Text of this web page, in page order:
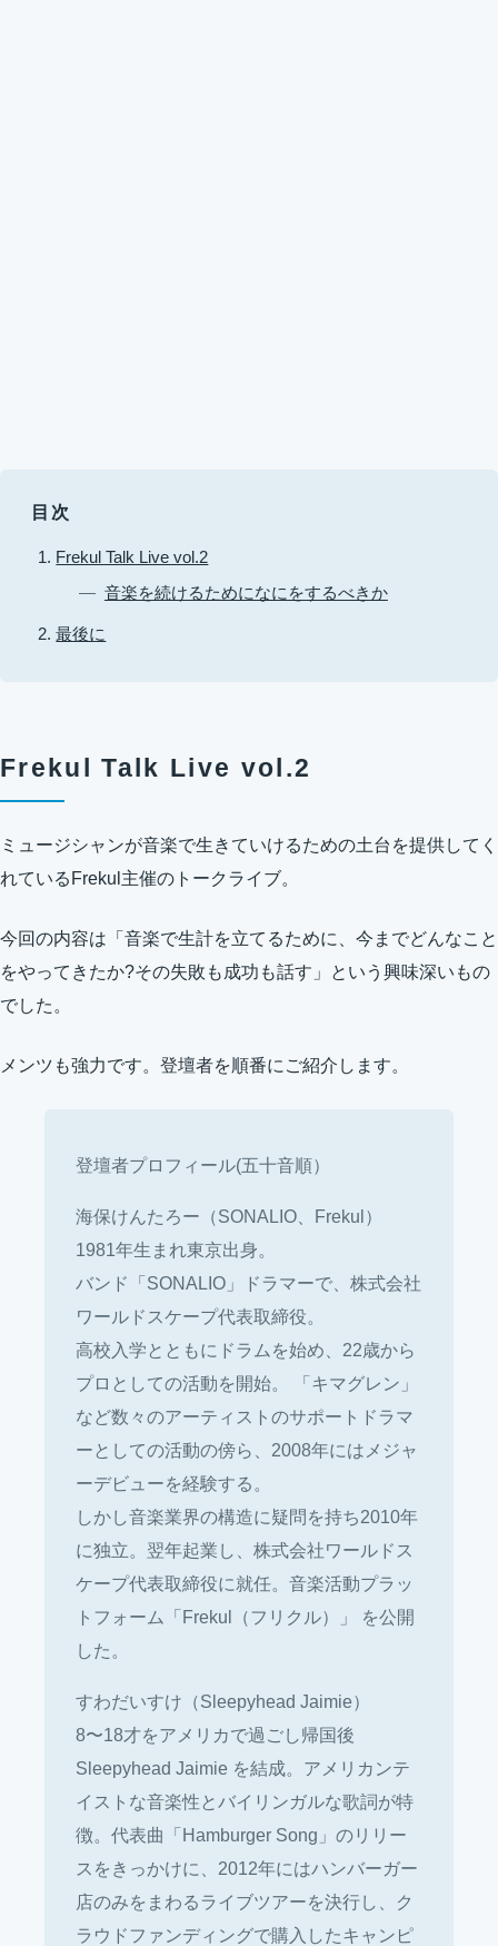
目次
Frekul Talk Live vol.2
音楽を続けるためになにをするべきか
最後に
Frekul Talk Live vol.2
ミュージシャンが音楽で生きていけるための土台を提供してく
れているFrekul主催のトークライブ。
今回の内容は「音楽で生計を立てるために、今までどんなこと
をやってきたか?その失敗も成功も話す」という興味深いもの
でした。
メンツも強力です。登壇者を順番にご紹介します。
登壇者プロフィール(五十音順）
海保けんたろー（SONALIO、Frekul）
1981年生まれ東京出身。
バンド「SONALIO」ドラマーで、株式会社
ワールドスケープ代表取締役。
高校入学とともにドラムを始め、22歳から
プロとしての活動を開始。 「キマグレン」
など数々のアーティストのサポートドラマ
ーとしての活動の傍ら、2008年にはメジャ
ーデビューを経験する。
しかし音楽業界の構造に疑問を持ち2010年
に独立。翌年起業し、株式会社ワールドス
ケープ代表取締役に就任。音楽活動プラッ
トフォーム「Frekul（フリクル）」 を公開
した。
すわだいすけ（Sleepyhead Jaimie）
8〜18才をアメリカで過ごし帰国後
Sleepyhead Jaimie を結成。アメリカンテ
イストな音楽性とバイリンガルな歌詞が特
徴。代表曲「Hamburger Song」のリリー
スをきっかけに、2012年にはハンバーガー
店のみをまわるライブツアーを決行し、ク
ラウドファンディングで購入したキャンピ